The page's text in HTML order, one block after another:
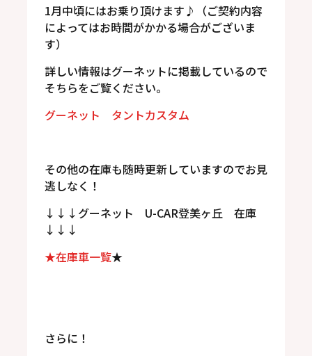
1月中頃にはお乗り頂けます♪（ご契約内容
によってはお時間がかかる場合がございま
す）
詳しい情報はグーネットに掲載しているので
そちらをご覧ください。
グーネット タントカスタム
その他の在庫も随時更新していますのでお見
逃しなく！
↓↓↓グーネット U-CAR登美ヶ丘 在庫
↓↓↓
★在庫車一覧★
さらに！